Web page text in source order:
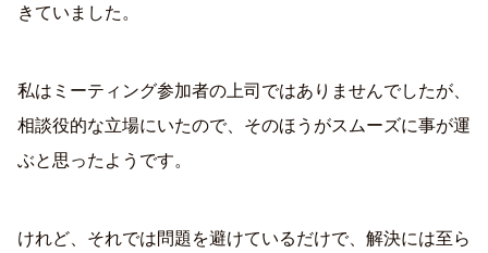
きていました。
私はミーティング参加者の上司ではありませんでしたが、
相談役的な立場にいたので、そのほうがスムーズに事が運
ぶと思ったようです。
けれど、それでは問題を避けているだけで、解決には至ら